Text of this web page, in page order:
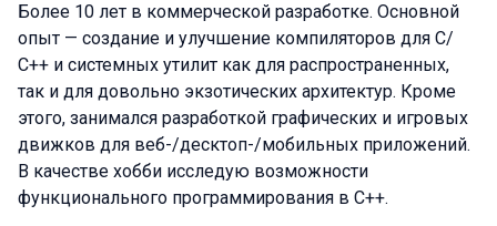
Более 10 лет в коммерческой разработке. Основной
опыт — создание и улучшение компиляторов для С/
С++ и системных утилит как для распространенных,
так и для довольно экзотических архитектур. Кроме
этого, занимался разработкой графических и игровых
движков для веб-/десктоп-/мобильных приложений.
В качестве хобби исследую возможности
функционального программирования в С++.